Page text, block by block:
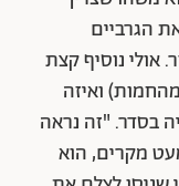
הגרביים
אולי נוסיף קצת
ואיזה
בסדר. "זה נראה
מקרים, הוא